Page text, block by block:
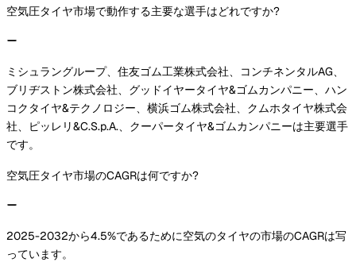
空気圧タイヤ市場で動作する主要な選手はどれですか?
ミシュラングループ、住友ゴム工業株式会社、コンチネンタルAG、
ブリヂストン株式会社、グッドイヤータイヤ&ゴムカンパニー、ハン
コクタイヤ&テクノロジー、横浜ゴム株式会社、クムホタイヤ株式会
社、ピッレリ&C.S.p.A.、クーパータイヤ&ゴムカンパニーは主要選手
です。
空気圧タイヤ市場のCAGRは何ですか?
2025-2032から4.5%であるために空気のタイヤの市場のCAGRは写
っています。